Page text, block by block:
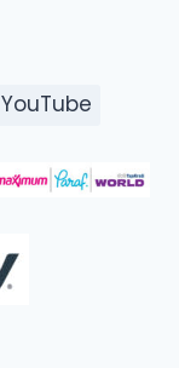
YouTube